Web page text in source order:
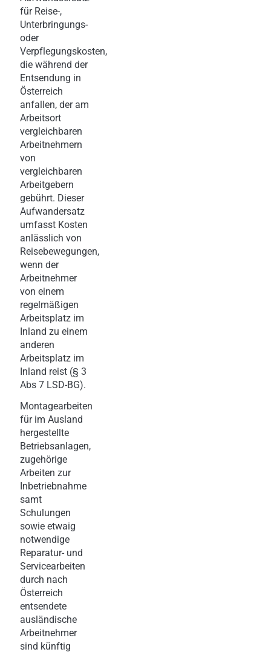
für Reise-,
Unterbringungs-
oder
Verpflegungskosten,
die während der
Entsendung in
Österreich
anfallen, der am
Arbeitsort
vergleichbaren
Arbeitnehmern
von
vergleichbaren
Arbeitgebern
gebührt. Dieser
Aufwandersatz
umfasst Kosten
anlässlich von
Reisebewegungen,
wenn der
Arbeitnehmer
von einem
regelmäßigen
Arbeitsplatz im
Inland zu einem
anderen
Arbeitsplatz im
Inland reist (§ 3
Abs 7 LSD-BG).
Montagearbeiten
für im Ausland
hergestellte
Betriebsanlagen,
zugehörige
Arbeiten zur
Inbetriebnahme
samt
Schulungen
sowie etwaig
notwendige
Reparatur- und
Servicearbeiten
durch nach
Österreich
entsendete
ausländische
Arbeitnehmer
sind künftig